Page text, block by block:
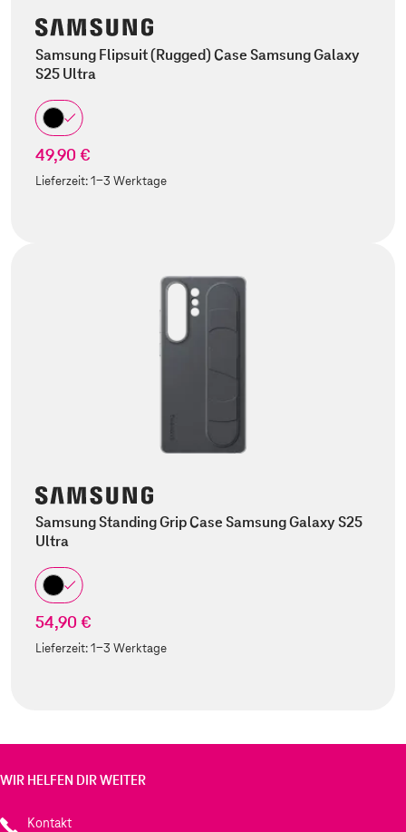
Samsung Flipsuit (Rugged) Case Samsung Galaxy
S25 Ultra
49,90 €
Lieferzeit:1-3 Werktage
Samsung Standing Grip Case Samsung Galaxy S25
Ultra
54,90 €
Lieferzeit:1-3 Werktage
WIR HELFEN DIR WEITER
Kontakt